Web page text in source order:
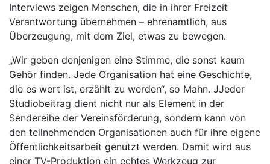
Interviews zeigen Menschen, die in ihrer Freizeit
Verantwortung übernehmen – ehrenamtlich, aus
Überzeugung, mit dem Ziel, etwas zu bewegen.
„Wir geben denjenigen eine Stimme, die sonst kaum
Gehör finden. Jede Organisation hat eine Geschichte,
die es wert ist, erzählt zu werden“, so Mahn. JJeder
Studiobeitrag dient nicht nur als Element in der
Sendereihe der Vereinsförderung, sondern kann von
den teilnehmenden Organisationen auch für ihre eigene
Öffentlichkeitsarbeit genutzt werden. Damit wird aus
einer TV-Produktion ein echtes Werkzeug zur